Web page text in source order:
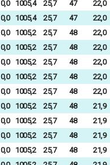
0,0 1005,4 25,7 47
22,0
0,0 1005,4 25,7 47
22,0
0,0 1005,2 25,7 48
22,0
0,0 1005,2 25,7 48
22,0
0,0 1005,2 25,7 48
22,0
0,0 1005,2 25,7 48
22,0
0,0 1005,2 25,7 48
22,0
0,0 1005,2 25,7 48
21,9
0,0 1005,2 25,7 48
21,9
0,0 1005,2 25,7 48
21,9
0,0 1005,2 25,7 48
21,9